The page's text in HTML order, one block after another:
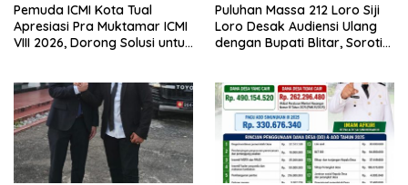
Pemuda ICMI Kota Tual
Apresiasi Pra Muktamar ICMI
VIII 2026, Dorong Solusi untuk
Puluhan Massa 212 Loro Siji
Loro Desak Audiensi Ulang
dengan Bupati Blitar, Soroti